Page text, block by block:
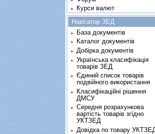
Курси валют
Навігатор ЗЕД
База документів
Каталог документів
Добірка документів
Українська класифікація
товарів ЗЕД
Єдиний список товарів
подвійного використання
Класифікаційні рішення
ДМСУ
Середня розрахункова
вартість товарів згідно
УКТЗЕД
Довідка по товару